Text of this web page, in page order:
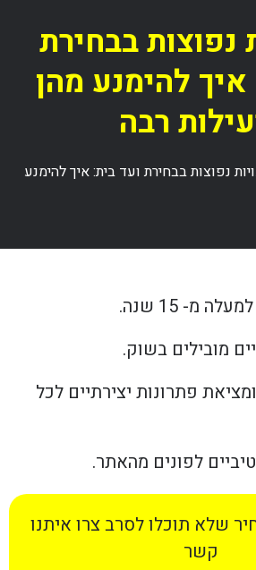
נפוצות בבחירת
להימנע מהן
רבה
נפוצות בבחירת ועד בית: איך להימנע
מ- 15 שנה.
מובילים בשוק.
פתרונות יצירתיים לכל
לפונים מהאתר.
שלא תוכלו לסרב צרו איתנו
קשר